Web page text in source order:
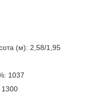
(м): 2,58/1,95
1037
1300